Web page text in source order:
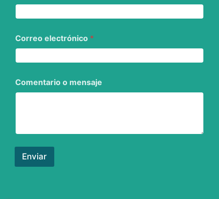
Correo electrónico *
Comentario o mensaje
Enviar